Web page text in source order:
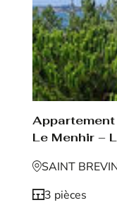
Le Menhir –
SAINT
3 pièces